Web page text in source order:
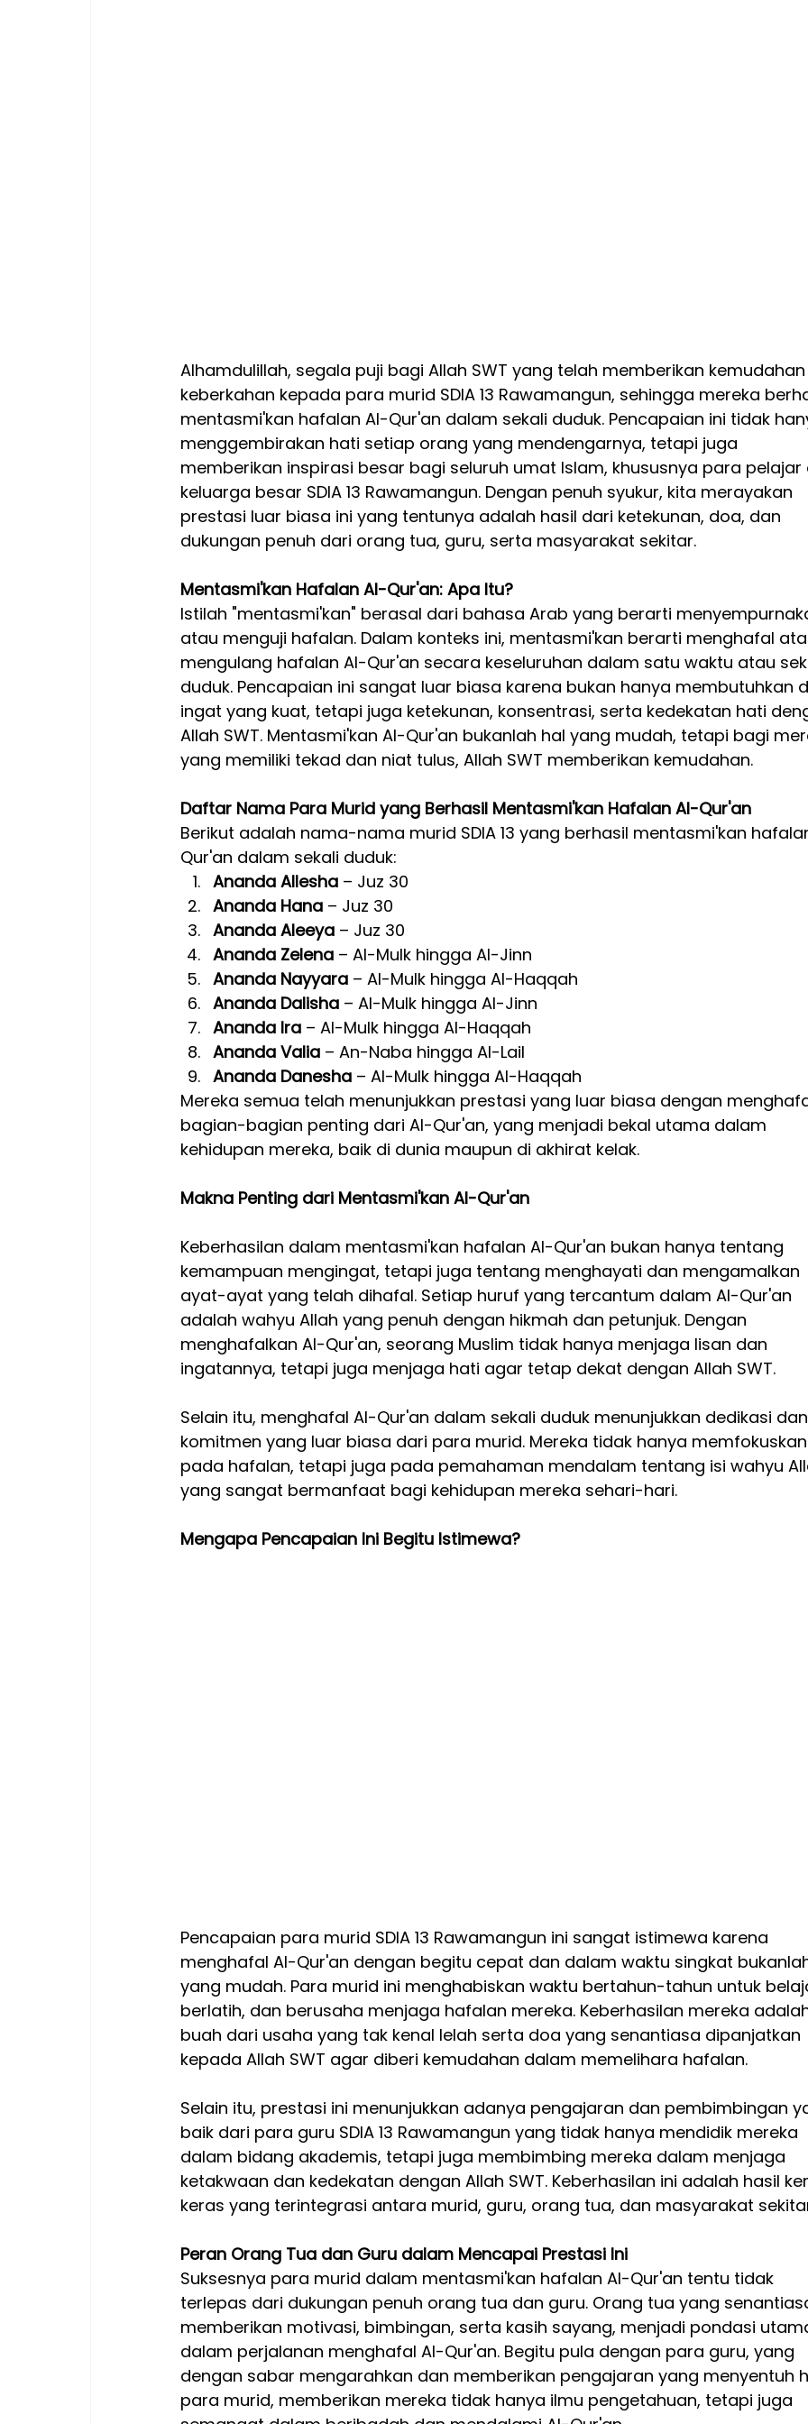
Alhamdulillah, segala puji bagi Allah SWT yang telah memberikan
keberkahan kepada para murid SDIA 13 Rawamangun, sehingga mereka
mentasmi'kan hafalan Al-Qur'an dalam sekali duduk. Pencapaian ini tidak
menggembirakan hati setiap orang yang mendengarnya, tetapi juga
memberikan inspirasi besar bagi seluruh umat Islam, khususnya para pelajar
keluarga besar SDIA 13 Rawamangun. Dengan penuh syukur, kita merayakan
prestasi luar biasa ini yang tentunya adalah hasil dari ketekunan, doa, dan
dukungan penuh dari orang tua, guru, serta masyarakat sekitar.
Mentasmi'kan Hafalan Al-Qur'an: Apa Itu?
Istilah "mentasmi'kan" berasal dari bahasa Arab yang berarti
atau menguji hafalan. Dalam konteks ini, mentasmi'kan berarti menghafal
mengulang hafalan Al-Qur'an secara keseluruhan dalam satu waktu atau
duduk. Pencapaian ini sangat luar biasa karena bukan hanya membutuhkan
ingat yang kuat, tetapi juga ketekunan, konsentrasi, serta kedekatan hati
Allah SWT. Mentasmi'kan Al-Qur'an bukanlah hal yang mudah, tetapi bagi
yang memiliki tekad dan niat tulus, Allah SWT memberikan kemudahan.
Daftar Nama Para Murid yang Berhasil Mentasmi'kan Hafalan Al-Qur'an
Berikut adalah nama-nama murid SDIA 13 yang berhasil mentasmi'kan
Qur'an dalam sekali duduk:
Ananda Allesha – Juz 30
Ananda Hana – Juz 30
Ananda Aleeya – Juz 30
Ananda Zelena – Al-Mulk hingga Al-Jinn
Ananda Nayyara – Al-Mulk hingga Al-Haqqah
Ananda Dalisha – Al-Mulk hingga Al-Jinn
Ananda Ira – Al-Mulk hingga Al-Haqqah
Ananda Valia – An-Naba hingga Al-Lail
Ananda Danesha – Al-Mulk hingga Al-Haqqah
Mereka semua telah menunjukkan prestasi yang luar biasa dengan
bagian-bagian penting dari Al-Qur'an, yang menjadi bekal utama dalam
kehidupan mereka, baik di dunia maupun di akhirat kelak.
Makna Penting dari Mentasmi'kan Al-Qur'an
Keberhasilan dalam mentasmi'kan hafalan Al-Qur'an bukan hanya tentang
kemampuan mengingat, tetapi juga tentang menghayati dan mengamalkan
ayat-ayat yang telah dihafal. Setiap huruf yang tercantum dalam Al-Qur'an
adalah wahyu Allah yang penuh dengan hikmah dan petunjuk. Dengan
menghafalkan Al-Qur'an, seorang Muslim tidak hanya menjaga lisan dan
ingatannya, tetapi juga menjaga hati agar tetap dekat dengan Allah SWT.
Selain itu, menghafal Al-Qur'an dalam sekali duduk menunjukkan dedikasi dan
komitmen yang luar biasa dari para murid. Mereka tidak hanya
pada hafalan, tetapi juga pada pemahaman mendalam tentang isi wahyu
yang sangat bermanfaat bagi kehidupan mereka sehari-hari.
Mengapa Pencapaian Ini Begitu Istimewa?
Pencapaian para murid SDIA 13 Rawamangun ini sangat istimewa karena
menghafal Al-Qur'an dengan begitu cepat dan dalam waktu singkat
yang mudah. Para murid ini menghabiskan waktu bertahun-tahun untuk
berlatih, dan berusaha menjaga hafalan mereka. Keberhasilan mereka
buah dari usaha yang tak kenal lelah serta doa yang senantiasa dipanjatkan
kepada Allah SWT agar diberi kemudahan dalam memelihara hafalan.
Selain itu, prestasi ini menunjukkan adanya pengajaran dan pembimbingan
baik dari para guru SDIA 13 Rawamangun yang tidak hanya mendidik mereka
dalam bidang akademis, tetapi juga membimbing mereka dalam menjaga
ketakwaan dan kedekatan dengan Allah SWT. Keberhasilan ini adalah hasil
keras yang terintegrasi antara murid, guru, orang tua, dan masyarakat
Peran Orang Tua dan Guru dalam Mencapai Prestasi Ini
Suksesnya para murid dalam mentasmi'kan hafalan Al-Qur'an tentu tidak
terlepas dari dukungan penuh orang tua dan guru. Orang tua yang
memberikan motivasi, bimbingan, serta kasih sayang, menjadi pondasi
dalam perjalanan menghafal Al-Qur'an. Begitu pula dengan para guru, yang
dengan sabar mengarahkan dan memberikan pengajaran yang menyentuh
para murid, memberikan mereka tidak hanya ilmu pengetahuan, tetapi juga